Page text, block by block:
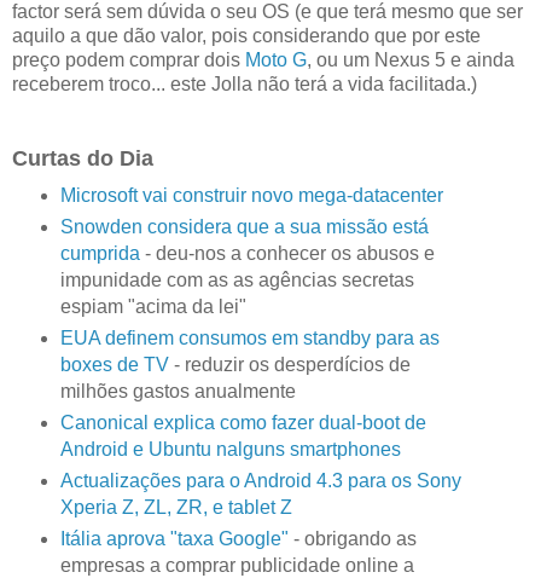
factor será sem dúvida o seu OS (e que terá mesmo que ser
aquilo a que dão valor, pois considerando que por este
preço podem comprar dois Moto G, ou um Nexus 5 e ainda
receberem troco... este Jolla não terá a vida facilitada.)
Curtas do Dia
Microsoft vai construir novo mega-datacenter
Snowden considera que a sua missão está
cumprida - deu-nos a conhecer os abusos e
impunidade com as as agências secretas
espiam "acima da lei"
EUA definem consumos em standby para as
boxes de TV- reduzir os desperdícios de
milhões gastos anualmente
Canonical explica como fazer dual-boot de
Android e Ubuntu nalguns smartphones
Actualizações para o Android 4.3 para os Sony
Xperia Z, ZL, ZR, e tablet Z
Itália aprova "taxa Google" - obrigando as
empresas a comprar publicidade online a